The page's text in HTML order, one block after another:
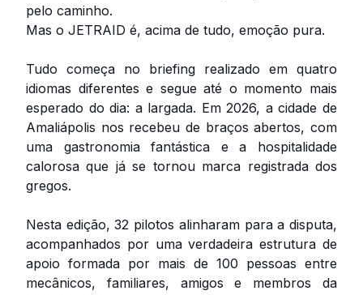
pelo caminho.
Mas o JETRAID é, acima de tudo, emoção pura.
Tudo começa no briefing realizado em quatro
idiomas diferentes e segue até o momento mais
esperado do dia: a largada. Em 2026, a cidade de
Amaliápolis nos recebeu de braços abertos, com
uma gastronomia fantástica e a hospitalidade
calorosa que já se tornou marca registrada dos
gregos.
Nesta edição, 32 pilotos alinharam para a disputa,
acompanhados por uma verdadeira estrutura de
apoio formada por mais de 100 pessoas entre
mecânicos, familiares, amigos e membros da